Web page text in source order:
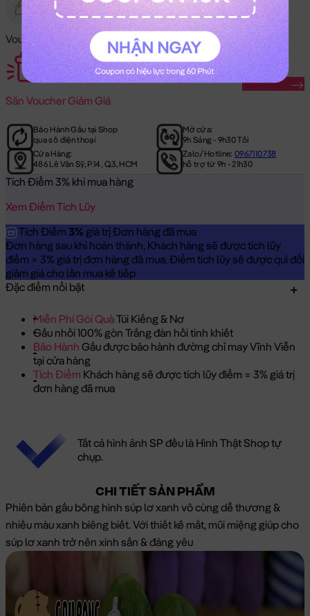
Gửi Tặng Hết Hàng
Voucher Mã Khuyến Mãi:
Săn Voucher Giảm Giá
Săn Ngay
Bảo Hành Gấu tại Shop
qua số điện thoại
Mở cửa:
9h Sáng - 9h30 Tối
Cửa Hàng:
486 Lê Văn Sỹ, P.14, Q.3, HCM
Zalo/Hotline:0967110738
hỗ trợ từ 9h - 21h30
Tích Điểm 3% khi mua hàng
Xem Điểm Tích Lũy
Tích Điểm 3% giá trị Đơn hàng đã mua
Đơn hàng sau khi hoàn thành, Khách hàng sẽ được tích lũy
điểm = 3% giá trị đơn hàng đã mua. Điểm tích lũy sẽ được qui đổi
giảm giá cho lần mua kế tiếp
Đặc điểm nổi bật
Miễn Phí Gói QuàTúi Kiếng & Nơ
Gấu nhồi 100% gòn Trắng đàn hồi tinh khiết
Bảo Hành Gấu được bảo hành đường chỉ may Vĩnh Viễn
tại cửa hàng
Tích Điểm Khách hàng sẽ được tích lũy điểm = 3% giá trị
đơn hàng đã mua
Tất cả hình ảnh SP đều là Hình Thật Shop tự
chụp.
CHI TIẾT SẢN PHẨM
Phiên bản gấu bông hình súp lơ xanh vô cùng dễ thương &
nhiều màu xanh biêng biết. Với thiết kế mắt, mũi miệng giúp cho
súp lơ xanh trở nên xinh sắn & đáng yêu